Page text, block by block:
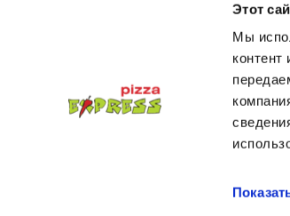
Этот
Мы
© 2026. Все права защищены.